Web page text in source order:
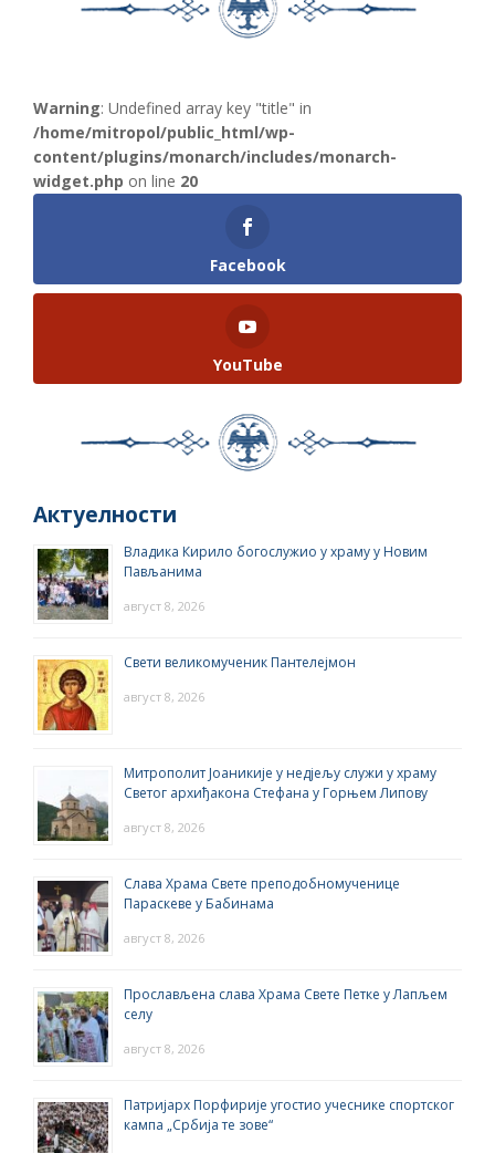
Warning: Undefined array key "title" in
/home/mitropol/public_html/wp-
content/plugins/monarch/includes/monarch-
widget.php on line 20
Facebook
YouTube
Актуелности
Владика Кирило богослужио у храму у Новим
Пављанима
август 8, 2026
Свети великомученик Пантелејмон
август 8, 2026
Митрополит Јоаникије у недјељу служи у храму
Светог архиђакона Стефана у Горњем Липову
август 8, 2026
Слава Храма Свете преподобномученице
Параскеве у Бабинама
август 8, 2026
Прослављена слава Храма Свете Петке у Лапљем
селу
август 8, 2026
Патријарх Порфирије угостио учеснике спортског
кампа „Србија те зове“